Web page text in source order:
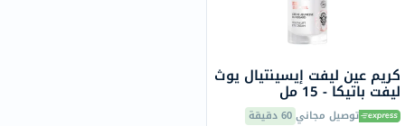
كريم عين ليفت إيسينتيال يوث
ليفت باتيكا - 15 مل
توصيل مجاني60 دقيقة